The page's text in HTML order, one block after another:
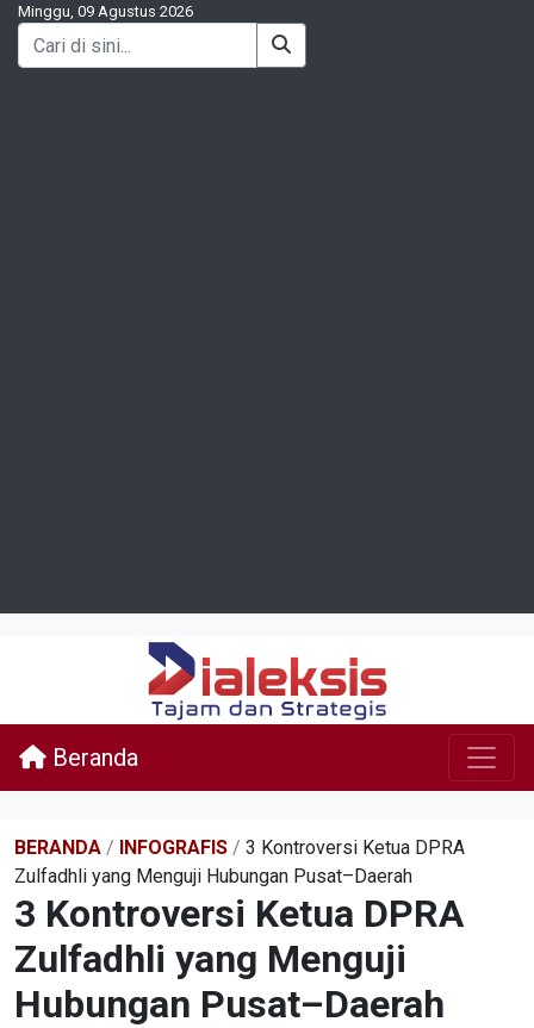
Minggu, 09 Agustus 2026
Beranda
BERANDA / INFOGRAFIS / 3 Kontroversi Ketua DPRA
Zulfadhli yang Menguji Hubungan Pusat–Daerah
3 Kontroversi Ketua DPRA
Zulfadhli yang Menguji
Hubungan Pusat–Daerah